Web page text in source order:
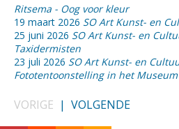
Ritsema - Oog voor kleur
19 maart 2026 SO Art Kunst- en
25 juni 2026 SO Art Kunst- en
Taxidermisten
23 juli 2026 SO Art Kunst- en
Fototentoonstelling in het
VORIGE | VOLGENDE